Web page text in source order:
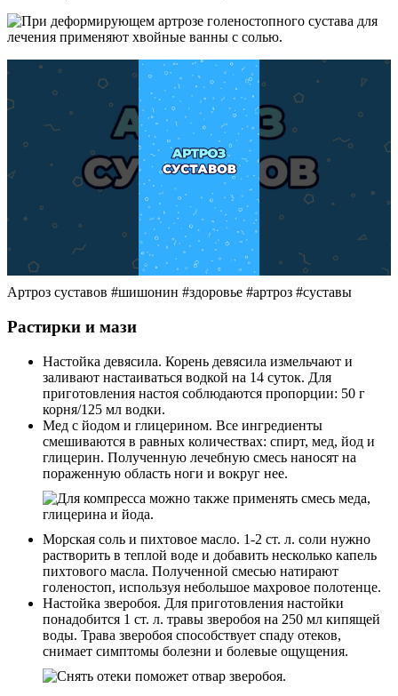
Артроз суставов #шишонин #здоровье #артроз #суставы
Растирки и мази
Настойка девясила. Корень девясила измельчают и
заливают настаиваться водкой на 14 суток. Для
приготовления настоя соблюдаются пропорции: 50 г
корня/125 мл водки.
Мед с йодом и глицерином. Все ингредиенты
смешиваются в равных количествах: спирт, мед, йод и
глицерин. Полученную лечебную смесь наносят на
пораженную область ноги и вокруг нее.
Морская соль и пихтовое масло. 1-2 ст. л. соли нужно
растворить в теплой воде и добавить несколько капель
пихтового масла. Полученной смесью натирают
голеностоп, используя небольшое махровое полотенце.
Настойка зверобоя. Для приготовления настойки
понадобится 1 ст. л. травы зверобоя на 250 мл кипящей
воды. Трава зверобоя способствует спаду отеков,
снимает симптомы болезни и болевые ощущения.